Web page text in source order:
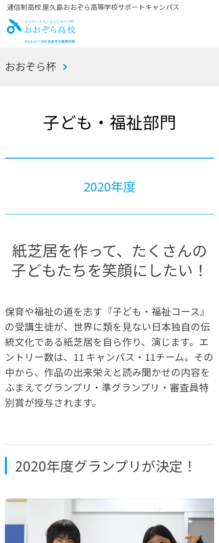
通信制高校 屋久島おおぞら高等学校サポートキャンパス
お
おおぞら杯
子ども・福祉部門
2020年度
紙芝居を作って、たくさんの
子どもたちを笑顔にしたい！
保育や福祉の道を志す『子ども・福祉コース』
の受講生徒が、世界に類を見ない日本独自の伝
統文化である紙芝居を自ら作り、演じます。エ
ントリー数は、11 キャンパス・11チーム。その
中から、作品の出来栄えと読み聞かせの内容を
ふまえてグランプリ・準グランプリ・審査員特
別賞が授与されます。
2020年度グランプリが決定！